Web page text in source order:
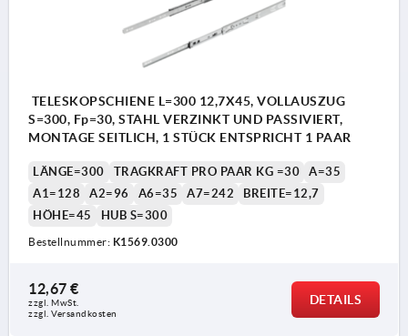
TELESKOPSCHIENE L=300 12,7X45, VOLLAUSZUG
S=300, Fp=30, STAHL VERZINKT UND PASSIVIERT,
MONTAGE SEITLICH, 1 STÜCK ENTSPRICHT 1 PAAR
LÄNGE=300 TRAGKRAFT PRO PAAR KG =30
A=35
A1=128
A2=96 A6=35 A7=242
BREITE=12,7
HÖHE=45
HUB S=300
Bestellnummer: K1569.0300
12,67 €
zzgl. MwSt.
zzgl. Versandkosten
DETAILS